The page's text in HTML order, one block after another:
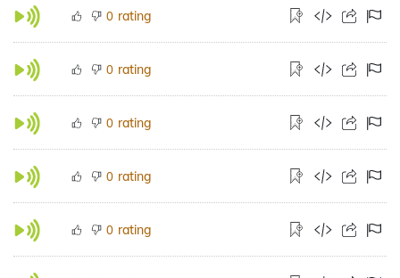
0 rating
0 rating
0 rating
0 rating
0 rating